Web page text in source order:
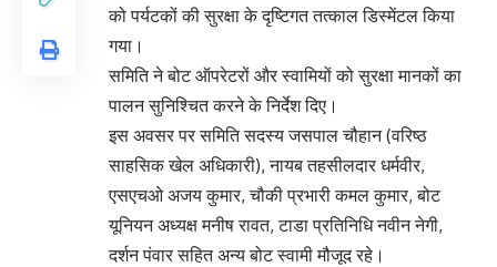
को पर्यटकों की सुरक्षा के दृष्टिगत तत्काल डिस्मेंटल किया
गया।
समिति ने बोट ऑपरेटरों और स्वामियों को सुरक्षा मानकों का
पालन सुनिश्चित करने के निर्देश दिए।
इस अवसर पर समिति सदस्य जसपाल चौहान (वरिष्ठ
साहसिक खेल अधिकारी), नायब तहसीलदार धर्मवीर,
एसएचओ अजय कुमार, चौकी प्रभारी कमल कुमार, बोट
यूनियन अध्यक्ष मनीष रावत, टाडा प्रतिनिधि नवीन नेगी,
दर्शन पंवार सहित अन्य बोट स्वामी मौजूद रहे।